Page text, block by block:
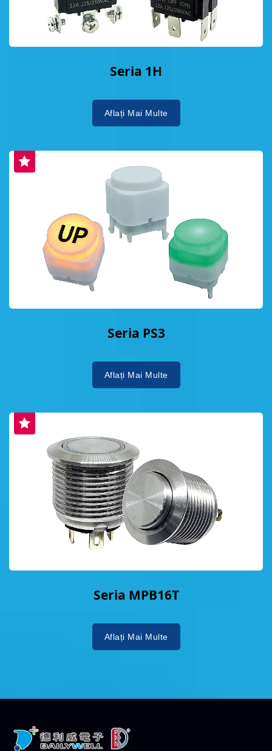
Seria 1H
Aflați Mai Multe
Seria PS3
Aflați Mai Multe
Seria MPB16T
Aflați Mai Multe